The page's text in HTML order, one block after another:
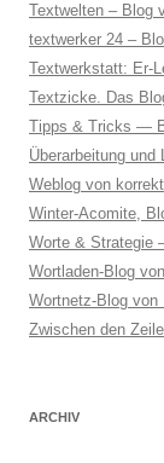
Textwelten – Blog
textwerker 24 –
Textwerkstatt: Er-
Textzicke. Das
Tipps & Tricks —
Überarbeitung
Weblog von
Winter-Acomite,
Worte & Strategie
Wortladen-Blog
Wortnetz-Blog von
Zwischen den
ARCHIV